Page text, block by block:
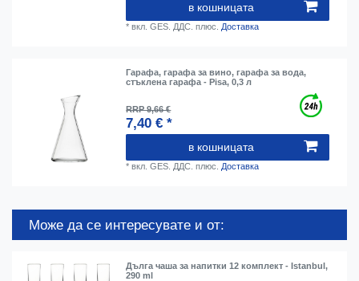
в кошницата
*вкл. GES. ДДС. плюс. Доставка
Гарафа, гарафа за вино, гарафа за вода,
стъклена гарафа - Pisa, 0,3 л
RRP 9,66 €
7,40 € *
в кошницата
*вкл. GES. ДДС. плюс. Доставка
Може да се интересувате и от:
Дълга чаша за напитки 12 комплект - Istanbul,
290 ml